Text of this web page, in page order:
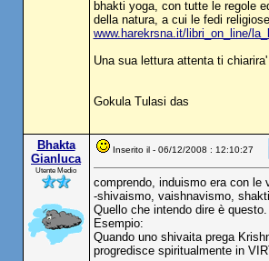
bhakti yoga, con tutte le regole
della natura, a cui le fedi
www.harekrsna.it/libri_on_line/
Una sua lettura attenta ti
Gokula Tulasi das
Bhakta
Gianluca
Utente Medio
Inserito il - 06/12/2008 : 12:10:27
comprendo, induismo era con le
-shivaismo, vaishnavismo,
Quello che intendo dire è questo.
Esempio:
Quando uno shivaita prega
progredisce spiritualmente in